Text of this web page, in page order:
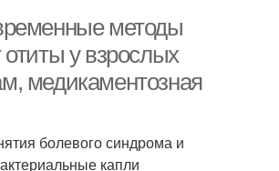
методы
у взрослых
медикаментозная
болевого синдрома и
капли